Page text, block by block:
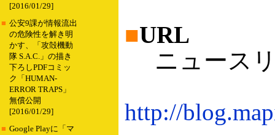
[2016/01/29]
■ 公安9課が情報流出
の危険性を解き明
かす、「攻殻機動
隊 S.A.C.」の描き
下ろしPDFコミッ
ク「HUMAN-
ERROR TRAPS」
無償公開
[2016/01/29]
■ Google Playに「マ
■URL
ニュース
http://